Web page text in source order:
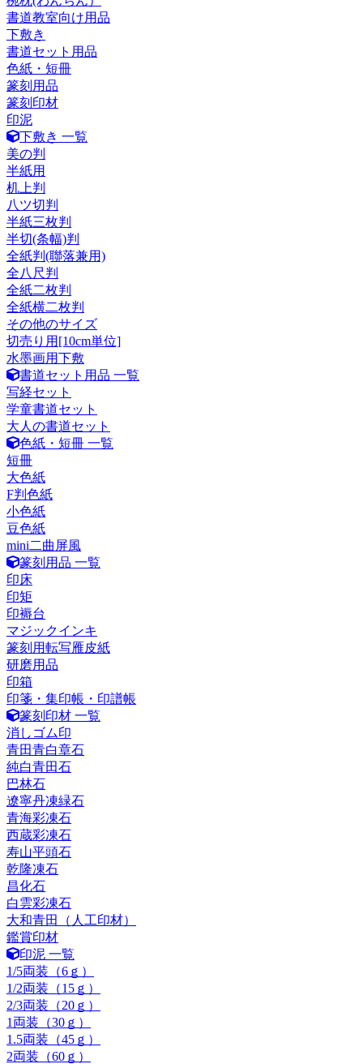
書道教室向け用品
下敷き
書道セット用品
色紙・短冊
篆刻用品
篆刻印材
印泥
下敷き 一覧
美の判
半紙用
机上判
八ツ切判
半紙三枚判
半切(条幅)判
全紙判(聯落兼用)
全八尺判
全紙二枚判
全紙横二枚判
その他のサイズ
切売り用[10cm単位]
水墨画用下敷
書道セット用品 一覧
写経セット
学童書道セット
大人の書道セット
色紙・短冊 一覧
短冊
大色紙
F判色紙
小色紙
豆色紙
mini二曲屏風
篆刻用品 一覧
印床
印矩
印褥台
マジックインキ
篆刻用転写雁皮紙
研磨用品
印箱
印箋・集印帳・印譜帳
篆刻印材 一覧
消しゴム印
青田青白章石
純白青田石
巴林石
遼寧丹凍緑石
青海彩凍石
西蔵彩凍石
寿山平頭石
乾隆凍石
昌化石
白雲彩凍石
大和青田（人工印材）
鑑賞印材
印泥 一覧
1/5両装（6ｇ）
1/2両装（15ｇ）
2/3両装（20ｇ）
1両装（30ｇ）
1.5両装（45ｇ）
2両装（60ｇ）